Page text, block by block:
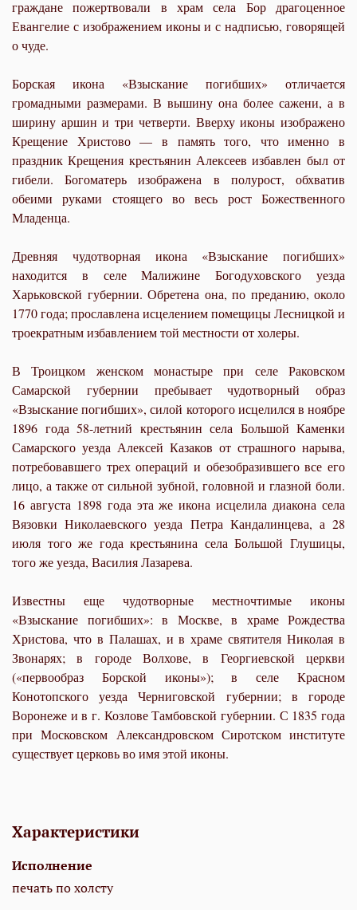
граждане пожертвовали в храм села Бор драгоценное
Евангелие с изображением иконы и с надписью, говорящей
о чуде.
Борская икона «Взыскание погибших» отличается
громадными размерами. В вышину она более сажени, а в
ширину аршин и три четверти. Вверху иконы изображено
Крещение Христово — в память того, что именно в
праздник Крещения крестьянин Алексеев избавлен был от
гибели. Богоматерь изображена в полурост, обхватив
обеими руками стоящего во весь рост Божественного
Младенца.
Древняя чудотворная икона «Взыскание погибших»
находится в селе Малижине Богодуховского уезда
Харьковской губернии. Обретена она, по преданию, около
1770 года; прославлена исцелением помещицы Лесницкой и
троекратным избавлением той местности от холеры.
В Троицком женском монастыре при селе Раковском
Самарской губернии пребывает чудотворный образ
«Взыскание погибших», силой которого исцелился в ноябре
1896 года 58-летний крестьянин села Большой Каменки
Самарского уезда Алексей Казаков от страшного нарыва,
потребовавшего трех операций и обезобразившего все его
лицо, а также от сильной зубной, головной и глазной боли.
16 августа 1898 года эта же икона исцелила диакона села
Вязовки Николаевского уезда Петра Кандалинцева, а 28
июля того же года крестьянина села Большой Глушицы,
того же уезда, Василия Лазарева.
Известны еще чудотворные местночтимые иконы
«Взыскание погибших»: в Москве, в храме Рождества
Христова, что в Палашах, и в храме святителя Николая в
Звонарях; в городе Волхове, в Георгиевской церкви
(«первообраз Борской иконы»); в селе Красном
Конотопского уезда Черниговской губернии; в городе
Воронеже и в г. Козлове Тамбовской губернии. С 1835 года
при Московском Александровском Сиротском институте
существует церковь во имя этой иконы.
Характеристики
Исполнение
печать по холсту